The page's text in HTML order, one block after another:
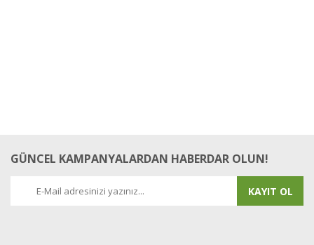
GÜNCEL KAMPANYALARDAN HABERDAR OLUN!
KAYIT OL